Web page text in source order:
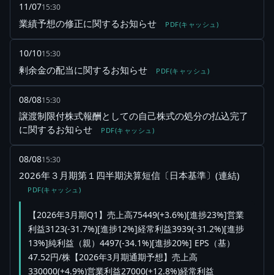
11/0715:30
業績予想の修正に関するお知らせ PDF(キャッシュ)
10/1015:30
剰余金の配当に関するお知らせ PDF(キャッシュ)
08/0815:30
譲渡制限付株式報酬としての自己株式の処分の払込完了
に関するお知らせ
PDF(キャッシュ)
08/0815:30
2026年３月期第１四半期決算短信〔日本基準〕(連結)
PDF(キャッシュ)
【2026年3月期Q1】売上高75449(+3.6%)[進捗23%]営業
利益3123(-31.7%)[進捗12%]経常利益3939(-31.2%)[進捗
13%]純利益（親）4497(-34.1%)[進捗20%] EPS（基）
47.52円/株【2026年3月期通期予想】売上高
330000(+4.9%)営業利益27000(+12.8%)経常利益